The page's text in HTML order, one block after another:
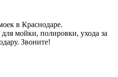
в Краснодаре.
мойки, полировки, ухода за
Звоните!